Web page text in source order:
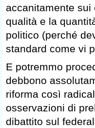
accanitamente
qualità e la
politico (perché
standard come vi
E potremmo
debbono
riforma così
osservazioni di
dibattito sul